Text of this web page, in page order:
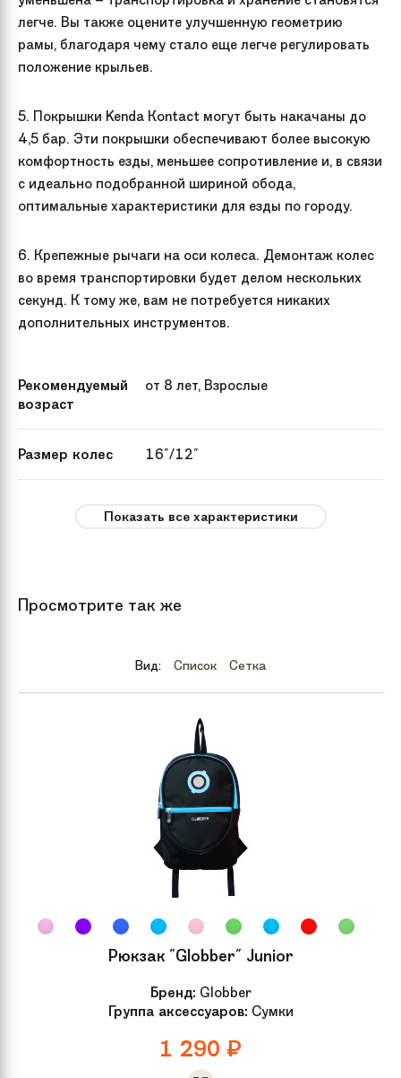
легче. Вы также оцените улучшенную геометрию
рамы, благодаря чему стало еще легче регулировать
положение крыльев.
5. Покрышки Kenda Кontact могут быть накачаны до
4,5 бар. Эти покрышки обеспечивают более высокую
комфортность езды, меньшее сопротивление и, в связи
с идеально подобранной шириной обода,
оптимальные характеристики для езды по городу.
6. Крепежные рычаги на оси колеса. Демонтаж колес
во время транспортировки будет делом нескольких
секунд. К тому же, вам не потребуется никаких
дополнительных инструментов.
Рекомендуемый
возраст
от 8 лет, Взрослые
Размер колес 16"/12"
Москва
Бренд Yedoo
City New LMT
Самокат в индивидуальной
подарочной упаковке
Сталь, Пластик
Подножка Есть
Показать все характеристики
Просмотрите так же
Вид: Список Сетка
Рюкзак "Globber" Junior
Бренд: Globber
Группа аксессуаров: Сумки
1 290 ₽